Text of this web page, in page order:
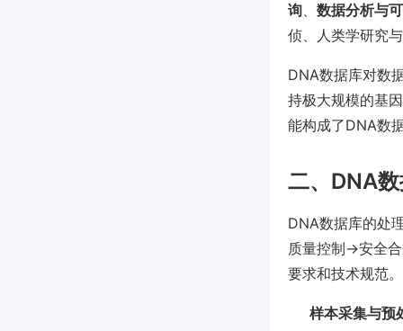
询、 数据分析与
侦、人类学研究
DNA数据库对数
持极大规模的基
能构成了DNA数
二、DNA
DNA数据库的处
质量控制→安全
要求和技术规范。
样本采集与预